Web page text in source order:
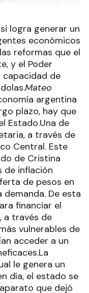
logra generar un
económicos
reformas que el
y el Poder
capacidad de
Mateo
argentina
plazo, hay que
Estado.Una de
a través de
Central. Este
de Cristina
de inflación
de pesos en
De esta
financiar el
a través de
vulnerables de
acceder a un
le genera un
día, el estado se
que dejó